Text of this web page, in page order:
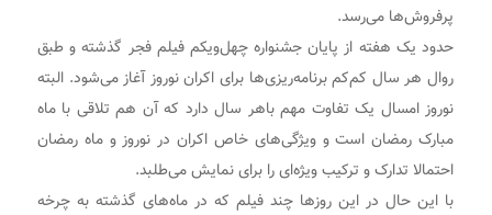
پرفروش‌ها می‌رسد.
حدود یک هفته از پایان جشنواره چهل‌ویکم فیلم فجر گذشته و طبق
روال هر سال کم‌کم برنامه‌ریزی‌ها برای اکران نوروز آغاز می‌شود. البته
نوروز امسال یک تفاوت مهم باهر سال دارد که آن هم تلاقی با ماه
مبارک رمضان است و ویژگی‌های خاص اکران در نوروز و ماه رمضان
احتمالا تدارک و ترکیب ویژه‌ای را برای نمایش می‌طلبد.
با این حال در این روزها چند فیلم که در ماه‌های گذشته به چرخه